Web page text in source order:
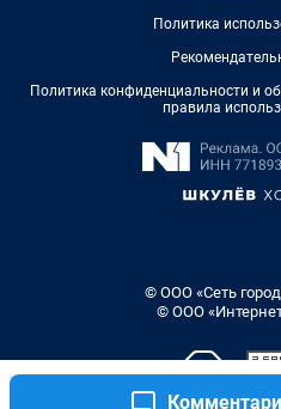
Политика
Политика конфиденциальности и
правила
© ООО «Сеть
© ООО